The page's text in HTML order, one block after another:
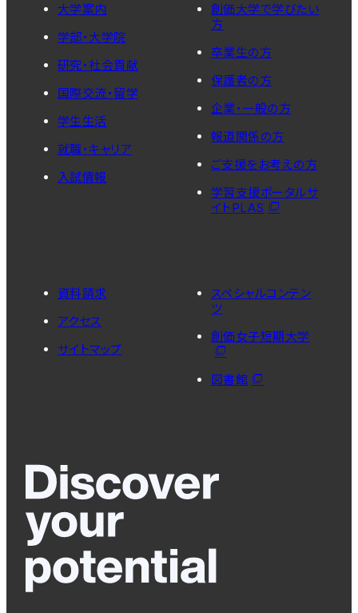
大学案内
学部・大学院
研究・社会貢献
国際交流・留学
学生生活
就職・キャリア
入試情報
創価大学で学びたい
方
卒業生の方
保護者の方
企業・一般の方
報道関係の方
ご支援をお考えの方
学習支援ポータルサ
イトPLAS
資料請求
アクセス
サイトマップ
スペシャルコンテン
ツ
創価女子短期大学
図書館